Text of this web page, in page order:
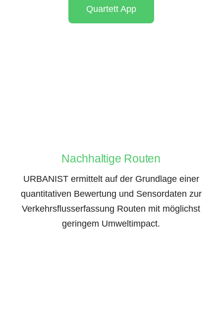
Quartett App
Nachhaltige Routen
URBANIST ermittelt auf der Grundlage einer
quantitativen Bewertung und Sensordaten zur
Verkehrsflusserfassung Routen mit möglichst
geringem Umweltimpact.